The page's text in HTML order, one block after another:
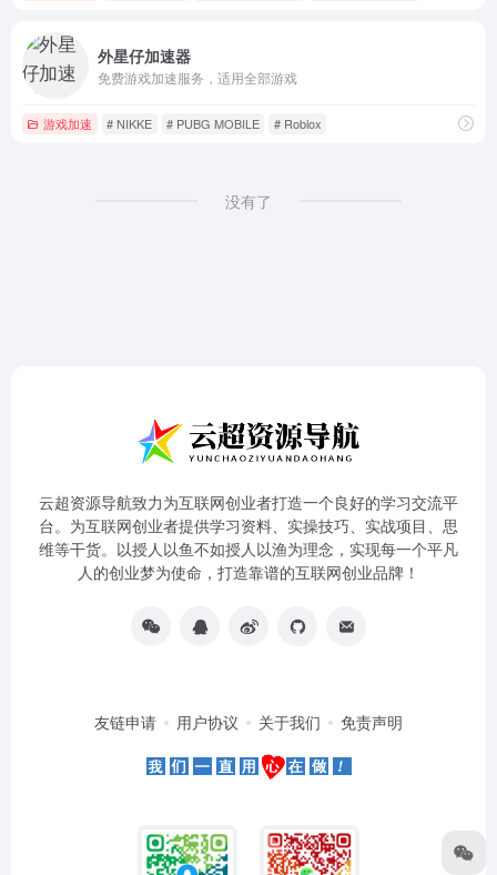
外星仔加速器
免费游戏加速服务，适用全部游戏
游戏加速 # NIKKE # PUBG MOBILE # Roblox
没有了
云超资源导航致力为互联网创业者打造一个良好的学习交流平
台。为互联网创业者提供学习资料、实操技巧、实战项目、思
维等干货。以授人以鱼不如授人以渔为理念，实现每一个平凡
人的创业梦为使命，打造靠谱的互联网创业品牌！
友链申请 用户协议 关于我们 免责声明